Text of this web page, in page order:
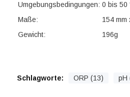
Umgebungsbedingungen: 0 bis 50
Maße:
154 mm
Gewicht:
196g
Schlagworte: ORP (13) pH